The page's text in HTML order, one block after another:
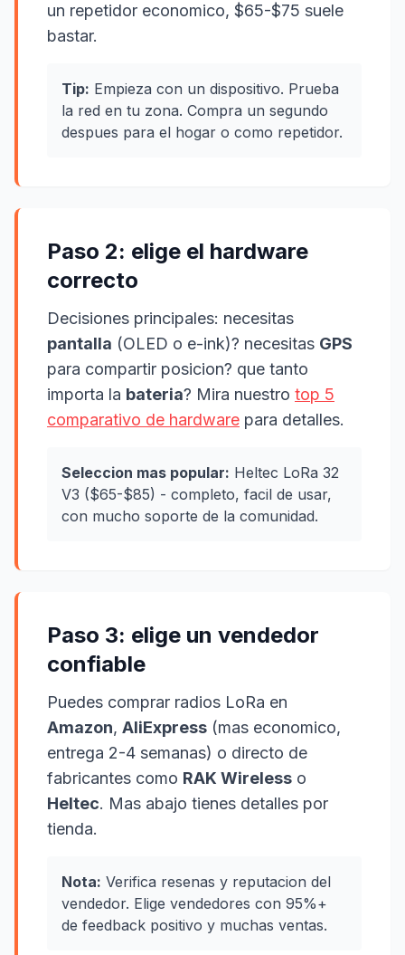
un repetidor economico, $65-$75 suele
bastar.
Tip: Empieza con un dispositivo. Prueba
la red en tu zona. Compra un segundo
despues para el hogar o como repetidor.
Paso 2: elige el hardware
correcto
Decisiones principales: necesitas
pantalla (OLED o e-ink)? necesitas GPS
para compartir posicion? que tanto
importa la bateria? Mira nuestro top 5
comparativo de hardware para detalles.
Seleccion mas popular: Heltec LoRa 32
V3 ($65-$85) - completo, facil de usar,
con mucho soporte de la comunidad.
Paso 3: elige un vendedor
confiable
Puedes comprar radios LoRa en
Amazon, AliExpress (mas economico,
entrega 2-4 semanas) o directo de
fabricantes como RAK Wireless o
Heltec. Mas abajo tienes detalles por
tienda.
Nota: Verifica resenas y reputacion del
vendedor. Elige vendedores con 95%+
de feedback positivo y muchas ventas.